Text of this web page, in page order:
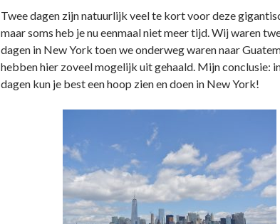
Twee dagen zijn natuurlijk veel te kort voor deze
maar soms heb je nu eenmaal niet meer tijd. Wij waren
dagen in New York toen we onderweg waren naar
hebben hier zoveel mogelijk uit gehaald. Mijn conclusie:
dagen kun je best een hoop zien en doen in New York!